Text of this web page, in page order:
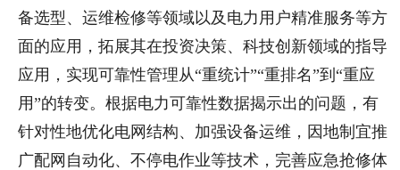
备选型、运维检修等领域以及电力用户精准服务等方
面的应用，拓展其在投资决策、科技创新领域的指导
应用，实现可靠性管理从“重统计”“重排名”到“重应
用”的转变。根据电力可靠性数据揭示出的问题，有
针对性地优化电网结构、加强设备运维，因地制宜推
广配网自动化、不停电作业等技术，完善应急抢修体